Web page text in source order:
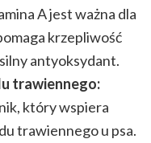
A jest ważna dla
krzepliwość
antyoksydant.
trawiennego:
który wspiera
trawiennego u psa.